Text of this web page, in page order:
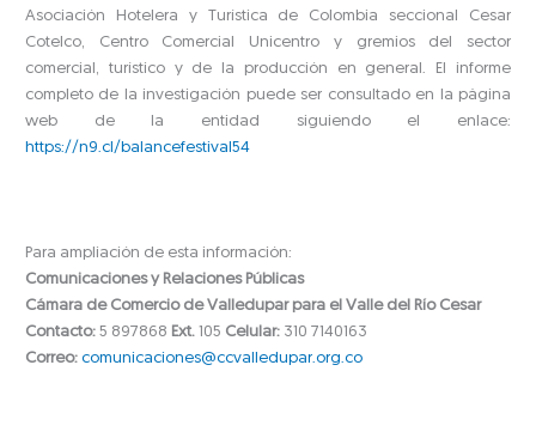
Asociación Hotelera y Turística de Colombia seccional Cesar
Cotelco, Centro Comercial Unicentro y gremios del sector
comercial, turístico y de la producción en general. El informe
completo de la investigación puede ser consultado en la página
web de la entidad siguiendo el enlace:
https://n9.cl/balancefestival54
Para ampliación de esta información:
Comunicaciones y Relaciones Públicas
Cámara de Comercio de Valledupar para el Valle del Río Cesar
Contacto: 5 897868 Ext. 105 Celular: 310 7140163
Correo: comunicaciones@ccvalledupar.org.co